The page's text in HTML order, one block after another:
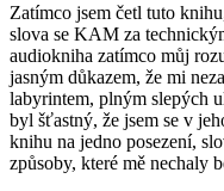
Zatímco jsem četl tuto
slova se KAM za
audiokniha zatímco můj
jasným důkazem, že mi
labyrintem, plným slepých
byl šťastný, že jsem se v
knihu na jedno posezení,
způsoby, které mě nechaly